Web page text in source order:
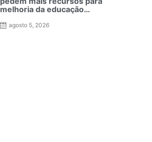
melhoria da educação
agosto 5, 2026